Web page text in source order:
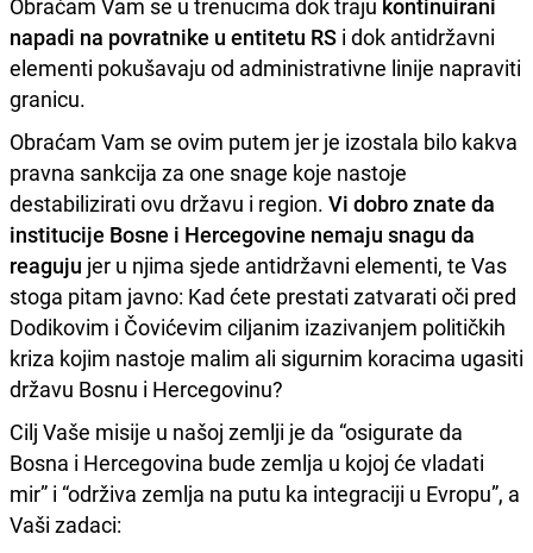
napadi na povratnike u entitetu RS i dok antidržavni
elementi pokušavaju od administrativne linije napraviti
granicu.
Obraćam Vam se ovim putem jer je izostala bilo kakva
pravna sankcija za one snage koje nastoje
destabilizirati ovu državu i region. Vi dobro znate da
institucije Bosne i Hercegovine nemaju snagu da
reaguju jer u njima sjede antidržavni elementi, te Vas
stoga pitam javno: Kad ćete prestati zatvarati oči pred
Dodikovim i Čovićevim ciljanim izazivanjem političkih
kriza kojim nastoje malim ali sigurnim koracima ugasiti
državu Bosnu i Hercegovinu?
Cilj Vaše misije u našoj zemlji je da “osigurate da
Bosna i Hercegovina bude zemlja u kojoj će vladati
mir” i “održiva zemlja na putu ka integraciji u Evropu”, a
Vaši zadaci: